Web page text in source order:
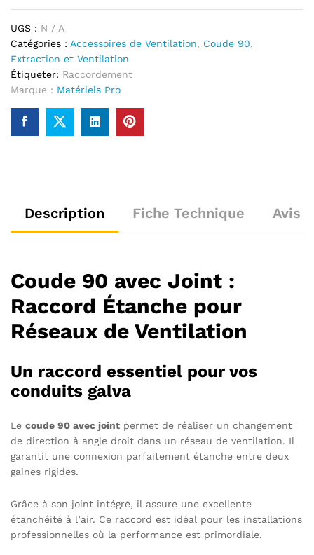
UGS : N / A
Catégories : Accessoires de Ventilation, Coude 90,
Extraction et Ventilation
Étiqueter: Raccordement
Marque : Matériels Pro
Description Fiche Technique Avis
Coude 90 avec Joint :
Raccord Étanche pour
Réseaux de Ventilation
Un raccord essentiel pour vos
conduits galva
Le coude 90 avec joint permet de réaliser un changement
de direction à angle droit dans un réseau de ventilation. Il
garantit une connexion parfaitement étanche entre deux
gaines rigides.
Grâce à son joint intégré, il assure une excellente
étanchéité à l’air. Ce raccord est idéal pour les installations
professionnelles où la performance est primordiale.